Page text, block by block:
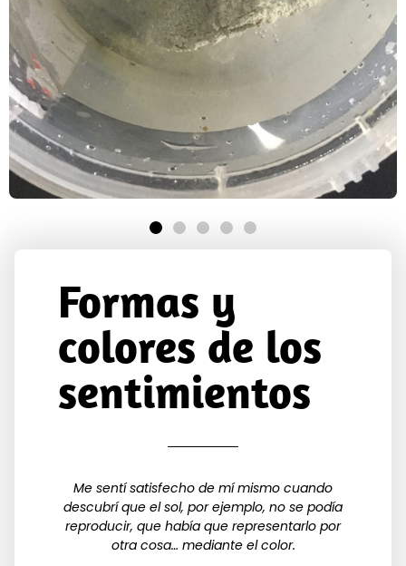
Formas y
colores de los
sentimientos
Me sentí satisfecho de mí mismo cuando
descubrí que el sol, por ejemplo, no se podía
reproducir, que había que representarlo por
otra cosa… mediante el color.